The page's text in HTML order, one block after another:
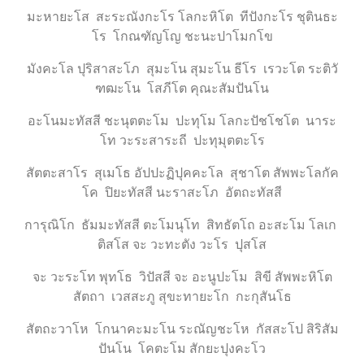
มะหายะโส สะระณังกะโร โลกะหิโต ทีปังกะโร ชุตินธะ
โร โกณฑัญโญ ชะนะปาโมกโข
มังคะโล ปุริสาสะโภ สุมะโน สุมะโน ธีโร เรวะโต ระติวั
ฑฒะโน โสภีโต คุณะสัมปันโน
อะโนมะทัสสี ชะนุตตะโม ปะทุโม โลกะปัชโชโต นาระ
โท วะระสาระถี ปะทุมุตตะโร
สัตตะสาโร สุเมโธ อัปปะฏิปุคคะโล สุชาโต สัพพะโลกัค
โค ปิยะทัสสี นะราสะโภ อัตถะทัสสี
การุณิโก ธัมมะทัสสี ตะโมนุโท สิทธัตโถ อะสะโม โลเก
ติสโส จะ วะทะตัง วะโร ปุสโส
จะ วะระโท พุทโธ วิปัสสี จะ อะนูปะโม สิขี สัพพะหิโต
สัตถา เวสสะภู สุขะทายะโก กะกุสันโธ
สัตถะวาโห โกนาคะมะโน ระณัญชะโห กัสสะโป สิริสัม
ปันโน โคตะโม สักยะปุงคะโว